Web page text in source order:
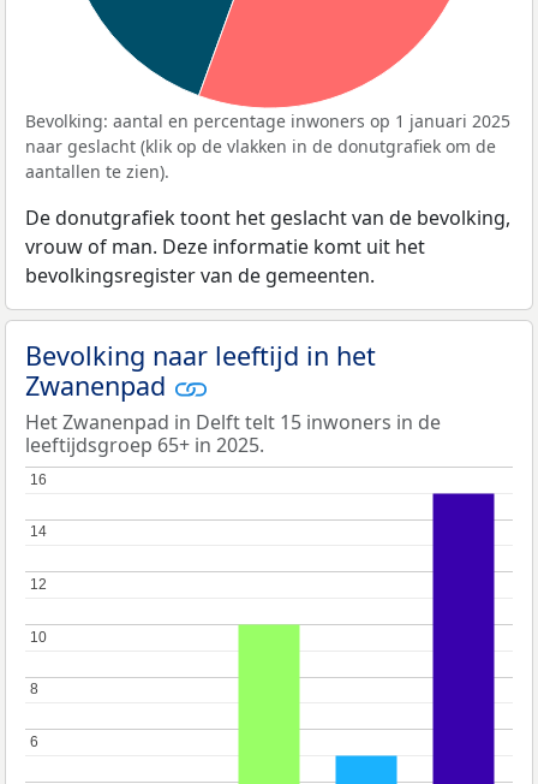
Bevolking: aantal en percentage inwoners op 1 januari 2025
naar geslacht (klik op de vlakken in de donutgrafiek om de
aantallen te zien).
De donutgrafiek toont het geslacht van de bevolking,
vrouw of man. Deze informatie komt uit het
bevolkingsregister van de gemeenten.
Bevolking naar leeftijd in het
Zwanenpad
Het Zwanenpad in Delft telt 15 inwoners in de
leeftijdsgroep 65+ in 2025.
6
6
8
8
10
10
12
12
14
14
16
16